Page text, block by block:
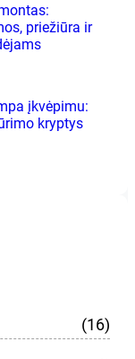
priežiūra ir
įkvėpimu:
kryptys
(16)